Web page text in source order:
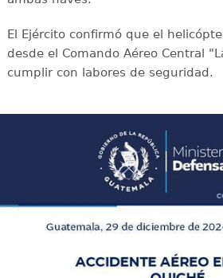
El Ejército confirmó que el
desde el Comando Aéreo Central
cumplir con labores de seguridad.